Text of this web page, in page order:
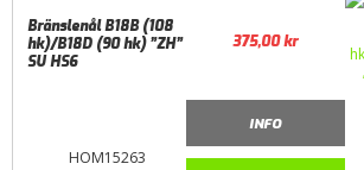
HOM15263
Bränslenål B18B (108
hk)/B18D (90 hk) ”ZH”
SU HS6
375,00kr
INFO